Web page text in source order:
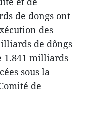
de dongs ont
des
de dôngs
1.841 milliards
sous la
de